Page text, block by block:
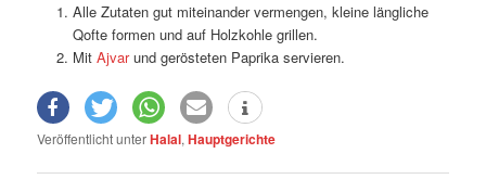
Alle Zutaten gut miteinander vermengen, kleine längliche
Qofte formen und auf Holzkohle grillen.
Mit Ajvarund gerösteten Paprika servieren.
Veröffentlicht unterHalal,Hauptgerichte